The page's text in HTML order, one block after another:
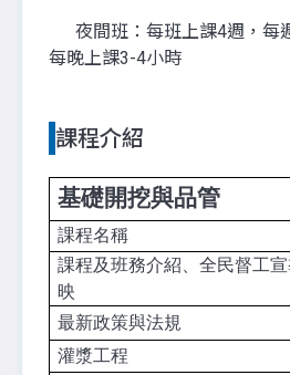
夜間班：每班上課4週，每
每晚上課3-4小時
課程介紹
基礎開挖與品管
課程名稱
課程及班務介紹、全民督工
映
最新政策與法規
灌漿工程